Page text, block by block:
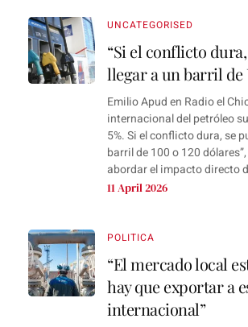
UNCATEGORISED
“Si el conflicto
llegar a un barril de
Emilio Apud en Radio el
internacional del petróleo
5%. Si el conflicto dura, se
barril de 100 o 120
abordar el impacto directo
11 April 2026
POLITICA
“El mercado local
hay que exportar a
internacional”